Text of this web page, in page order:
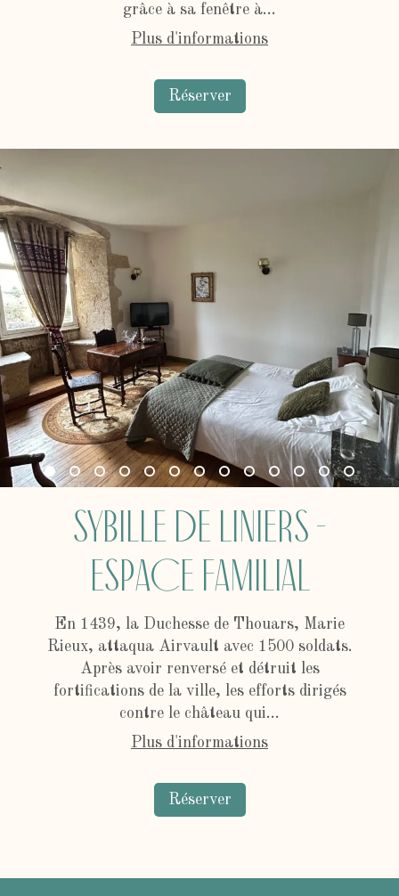
grâce à sa fenêtre à...
Plus d'informations
Réserver
Sybille de Liniers -
Espace familial
En 1439, la Duchesse de Thouars, Marie
Rieux, attaqua Airvault avec 1500 soldats.
Après avoir renversé et détruit les
fortifications de la ville, les efforts dirigés
contre le château qui...
Plus d'informations
Réserver